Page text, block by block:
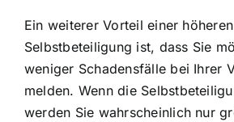
Ein weiterer Vorteil einer höheren
Selbstbeteiligung ist, dass Sie
weniger Schadensfälle bei Ihrer
melden. Wenn die
werden Sie wahrscheinlich nur